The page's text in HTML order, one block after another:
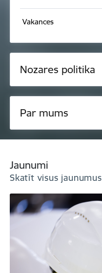
Vakances
Nozares politika
Par mums
Jaunumi
Skatīt visus jaunumus